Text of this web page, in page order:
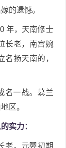
的遗憾。
年，天南修士
长老，南宫婉
扬天南的，
名一战。慕兰
区。
实力：
老，元婴初期